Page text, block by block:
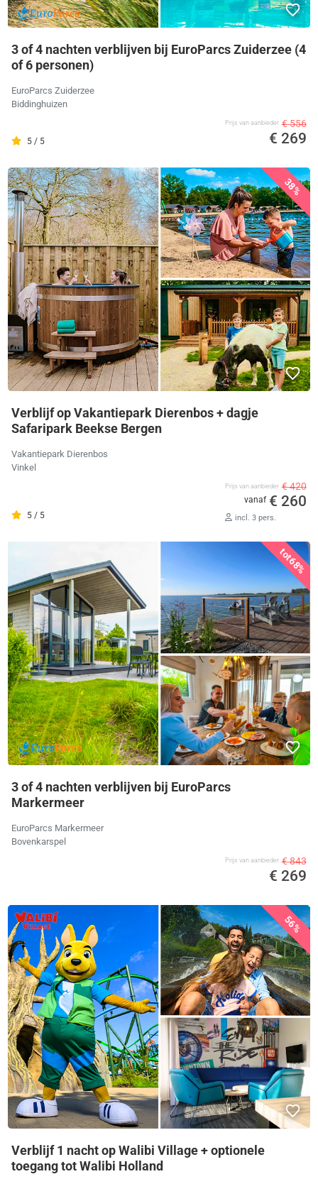
3 of 4 nachten verblijven bij EuroParcs Zuiderzee (4
of 6 personen)
EuroParcs Zuiderzee
Biddinghuizen
5 / 5
Prijs van aanbieder € 556
€ 269
38%
Verblijf op Vakantiepark Dierenbos + dagje
Safaripark Beekse Bergen
Vakantiepark Dierenbos
Vinkel
5 / 5
Prijs van aanbieder € 420
vanaf € 260
incl. 3 pers.
tot
68%
3 of 4 nachten verblijven bij EuroParcs
Markermeer
EuroParcs Markermeer
Bovenkarspel
Prijs van aanbieder € 843
€ 269
56%
Verblijf 1 nacht op Walibi Village + optionele
toegang tot Walibi Holland